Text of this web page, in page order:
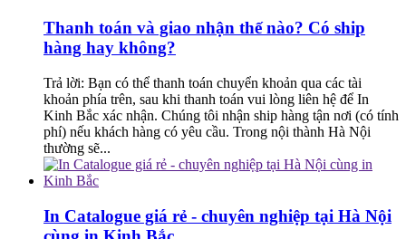
Thanh toán và giao nhận thế nào? Có ship
hàng hay không?
Trả lời: Bạn có thể thanh toán chuyển khoản qua các tài
khoản phía trên, sau khi thanh toán vui lòng liên hệ để In
Kinh Bắc xác nhận. Chúng tôi nhận ship hàng tận nơi (có tính
phí) nếu khách hàng có yêu cầu. Trong nội thành Hà Nội
thường sẽ...
In Catalogue giá rẻ - chuyên nghiệp tại Hà Nội